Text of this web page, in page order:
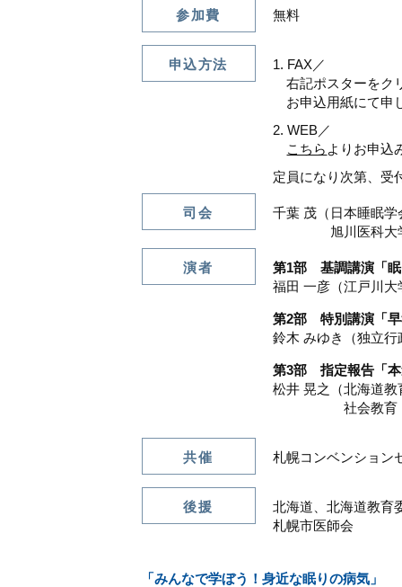
参加費 無料
申込方法
FAX／
右記ポスターをク
お申込用紙にて申
WEB／
こちら よりお申込
定員になり次第、受
司会
千葉 茂（日本睡眠
旭川医科大学
演者
第1部 基調講演「眠
福田 一彦（江戸川
第2部 特別講演「早
鈴木 みゆき（独立
第3部 指定報告「本
松井 晃之（北海道
社会教育・読
共催 札幌コンベンション
後援
北海道、北海道教育
札幌市医師会
「みんなで学ぼう！身近な眠りの病気」